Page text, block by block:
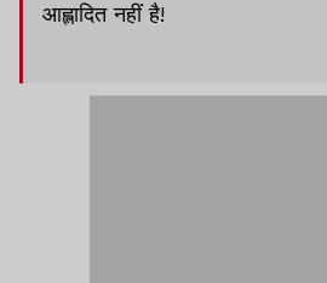
आह्लादित नहीं है!